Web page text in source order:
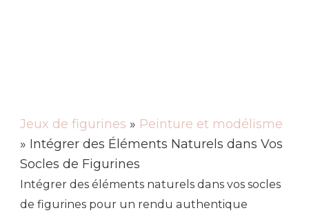
Jeux de figurines » Peinture et modélisme
» Intégrer des Éléments Naturels dans Vos
Socles de Figurines
Intégrer des éléments naturels dans vos socles
de figurines pour un rendu authentique